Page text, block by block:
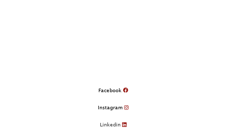
Facebook
Instagram
Linkedin